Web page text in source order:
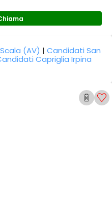
(AV) |Candidati San
Capriglia Irpina